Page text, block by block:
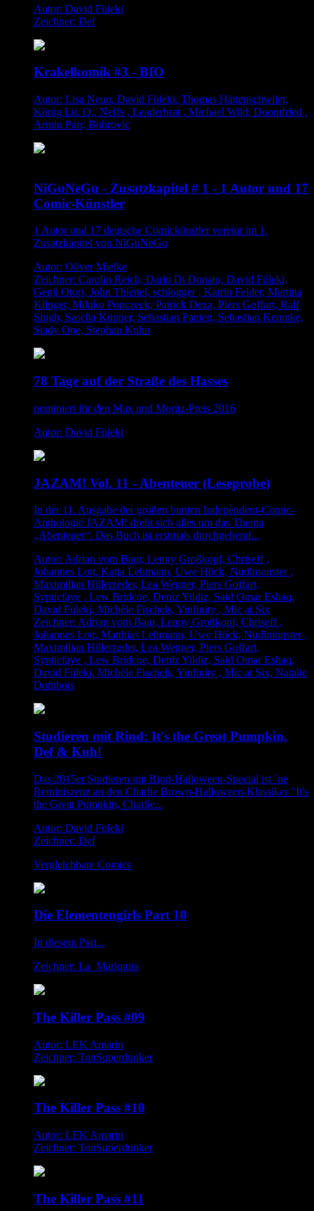
Autor: David Füleki
Zeichner: Def
Krakelkomik #3 - BIO
Autor: Lisa Neun, David Füleki, Thomas Hättenschwiler,
König Lü. Q., Neffs , Leaderbrat , Michael Wild, Doomfried ,
Armin Parr, Bobrovic
NiGuNeGu - Zusatzkapitel # 1 - 1 Autor und 17
Comic-Künstler
1 Autor und 17 deutsche Comickünstler vereint im 1.
Zusatzkapitel von NiGuNeGu
Autor: Oliver Mielke
Zeichner: Carolin Reich, Dario Di Donato, David Füleki,
Genji Otori, John Thienel, schlogger , Katrin Felder, Martina
Klinger, Mikiko Ponczeck, Patrick Deza, Piers Goffart, Ralf
Singh, Sascha Küpper, Sebastian Panten, Sebastian Kempke,
Stady One, Stephan Kuhn
78 Tage auf der Straße des Hasses
nominiert für den Max und Moritz-Preis 2016
Autor: David Füleki
JAZAM! Vol. 11 - Abenteuer (Leseprobe)
In der 11. Ausgabe der großen bunten Independent-Comic-
Anthologie JAZAM! dreht sich alles um das Thema
„Abenteuer“. Das Buch ist erstmals durchgehend...
Autor: Adrian vom Baur, Lenny Großkopf, Chriseff ,
Johannes Lott, Katja Lehmann, Uwe Höck, Nudlmonster ,
Maximilian Hillerzeder, Lea Wegner, Piers Goffart,
Synticfaye , Lew Bridcoe, Deniz Yildiz, Said Omar Eshaq,
David Füleki, Michèle Fischels, Yinfinity , Mic at Six
Zeichner: Adrian vom Baur, Lenny Großkopf, Chriseff ,
Johannes Lott, Matthias Lehmann, Uwe Höck, Nudlmonster ,
Maximilian Hillerzeder, Lea Wegner, Piers Goffart,
Synticfaye , Lew Bridcoe, Deniz Yildiz, Said Omar Eshaq,
David Füleki, Michèle Fischels, Yinfinity , Mic at Six, Natalie
Dombois
Studieren mit Rind: It's the Great Pumpkin,
Def & Kuh!
Das 2015er Studieren mit Rind-Halloween-Special ist ´ne
Reminiszenz an den Charlie Brown-Halloween-Klassiker "It's
the Great Pumpkin, Charlie...
Autor: David Füleki
Zeichner: Def
Vergleichbare Comics
Die Elementengirls Part 10
In diesem Part...
Zeichner: La_Mariquita
The Killer Pass #09
Autor: LEK Amarin
Zeichner: TonSuperdunker
The Killer Pass #10
Autor: LEK Amarin
Zeichner: TonSuperdunker
The Killer Pass #11